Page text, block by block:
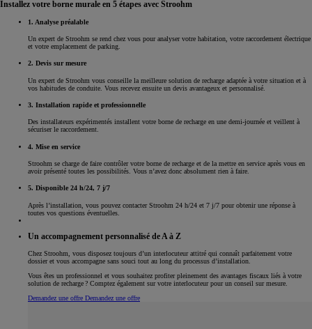
Installez votre borne murale en 5 étapes avec Stroohm
1. Analyse préalable
Un expert de Stroohm se rend chez vous pour analyser votre habitation, votre raccordement électrique
et votre emplacement de parking.
2. Devis sur mesure
Un expert de Stroohm vous conseille la meilleure solution de recharge adaptée à votre situation et à
vos habitudes de conduite. Vous recevez ensuite un devis avantageux et personnalisé.
3. Installation rapide et professionnelle
Des installateurs expérimentés installent votre borne de recharge en une demi-journée et veillent à
sécuriser le raccordement.
4. Mise en service
Stroohm se charge de faire contrôler votre borne de recharge et de la mettre en service après vous en
avoir présenté toutes les possibilités. Vous n’avez donc absolument rien à faire.
5. Disponible 24 h/24, 7 j/7
Après l’installation, vous pouvez contacter Stroohm 24 h/24 et 7 j/7 pour obtenir une réponse à
toutes vos questions éventuelles.
Un accompagnement personnalisé de A à Z
Chez Stroohm, vous disposez toujours d’un interlocuteur attitré qui connaît parfaitement votre
dossier et vous accompagne sans souci tout au long du processus d’installation.
Vous êtes un professionnel et vous souhaitez profiter pleinement des avantages fiscaux liés à votre
solution de recharge ? Comptez également sur votre interlocuteur pour un conseil sur mesure.
Demandez une offre Demandez une offre